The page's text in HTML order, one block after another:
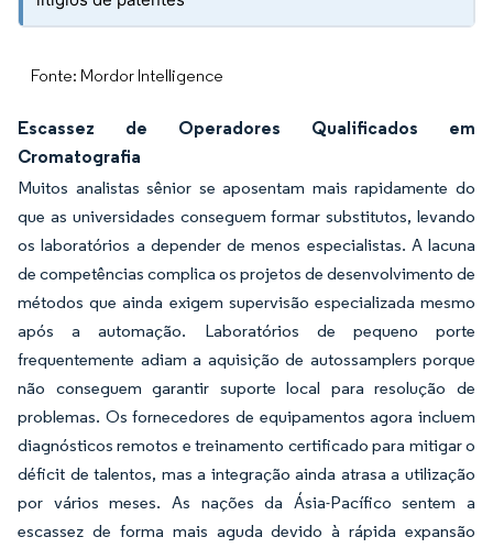
Fonte: Mordor Intelligence
Escassez de Operadores Qualificados em
Cromatografia
Muitos analistas sênior se aposentam mais rapidamente do
que as universidades conseguem formar substitutos, levando
os laboratórios a depender de menos especialistas. A lacuna
de competências complica os projetos de desenvolvimento de
métodos que ainda exigem supervisão especializada mesmo
após a automação. Laboratórios de pequeno porte
frequentemente adiam a aquisição de autossamplers porque
não conseguem garantir suporte local para resolução de
problemas. Os fornecedores de equipamentos agora incluem
diagnósticos remotos e treinamento certificado para mitigar o
déficit de talentos, mas a integração ainda atrasa a utilização
por vários meses. As nações da Ásia-Pacífico sentem a
escassez de forma mais aguda devido à rápida expansão